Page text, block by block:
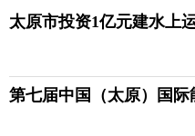
太原市投资1亿元建水上
第七届中国（太原）国